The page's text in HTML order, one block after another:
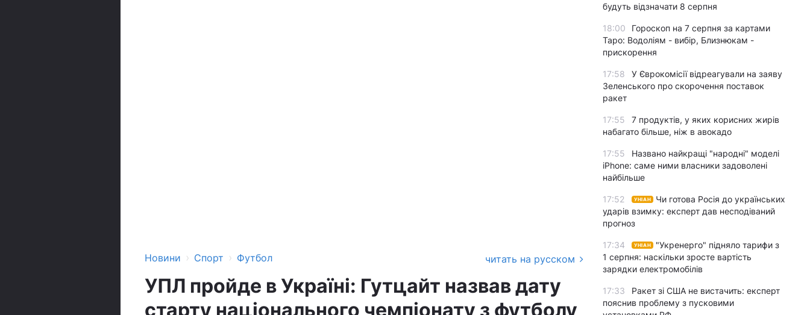
Новини › Спорт › Футбол читать на русском
УПЛ пройде в Україні: Гутцайт назвав дату
старту національного чемпіонату з футболу
будуть відзначати 8 серпня
18:00
Гороскоп на 7 серпня за картами
Таро: Водоліям - вибір, Близнюкам -
прискорення
17:58
У Єврокомісії відреагували на заяву
Зеленського про скорочення поставок
ракет
17:55
7 продуктів, у яких корисних жирів
набагато більше, ніж в авокадо
17:55
Названо найкращі "народні" моделі
iPhone: саме ними власники задоволені
найбільше
17:52 УНІАН
Чи готова Росія до українських
ударів взимку: експерт дав несподіваний
прогноз
17:34 УНІАН
"Укренерго" підняло тарифи з
1 серпня: наскільки зросте вартість
зарядки електромобілів
17:33
Ракет зі США не вистачить: експерт
пояснив проблему з пусковими